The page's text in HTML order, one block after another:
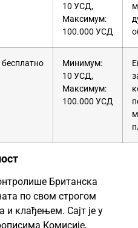
10 УСД,
Максимум:
100.000 УСД
бесплатно
Минимум:
10 УСД,
Максимум:
100.000 УСД
Британска
по свом строгом
клађењем. Сајт је у
Комисије,